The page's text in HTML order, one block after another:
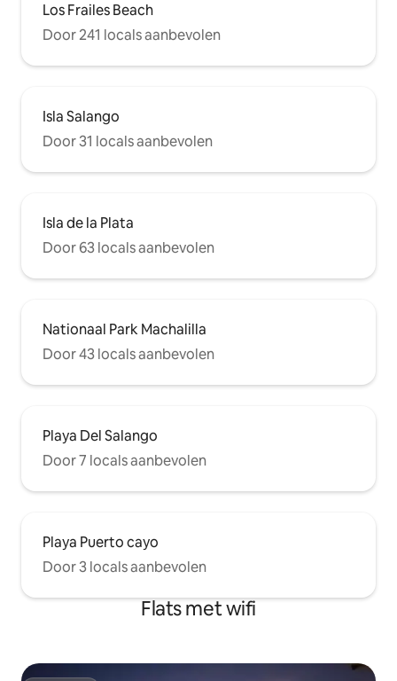
Los Frailes Beach
Door 241 locals aanbevolen
Isla Salango
Door 31 locals aanbevolen
Isla de la Plata
Door 63 locals aanbevolen
Nationaal Park Machalilla
Door 43 locals aanbevolen
Playa Del Salango
Door 7 locals aanbevolen
Playa Puerto cayo
Door 3 locals aanbevolen
Flats met wifi